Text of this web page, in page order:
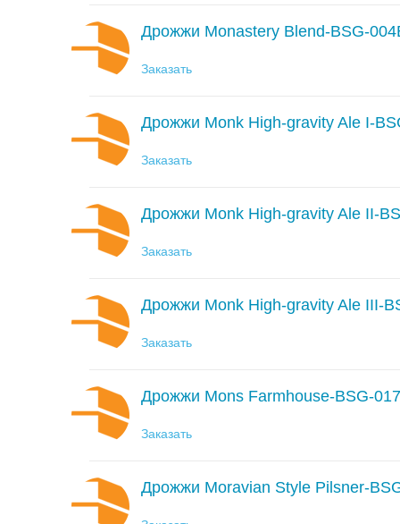
Дрожжи Monastery Blend-BSG-
Заказать
Дрожжи Monk High-gravity Ale I-
Заказать
Дрожжи Monk High-gravity Ale II-
Заказать
Дрожжи Monk High-gravity Ale III-
Заказать
Дрожжи Mons Farmhouse-BSG-
Заказать
Дрожжи Moravian Style Pilsner-